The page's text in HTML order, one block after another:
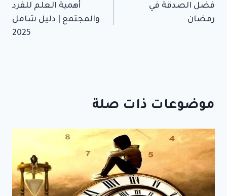
المقالات
فضل الصدقة في
رمضان
أهمية العلم للفرد
والمجتمع | دليل شامل
2025
موضوعات ذات صلة